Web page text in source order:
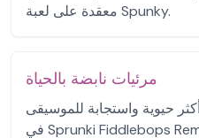
معقدة على لعبة Spunky.
مرئيات نابضة بالحياة
حيوية واستجابة للموسيقى
في Sprunki Fiddlebops Remake. انغمس في لعبة